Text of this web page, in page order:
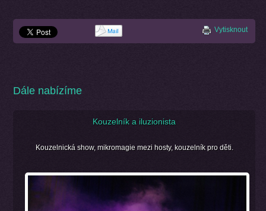
Vytisknout
Dále nabízíme
Kouzelník a iluzionista
Kouzelnická show, mikromagie mezi hosty, kouzelník pro děti.